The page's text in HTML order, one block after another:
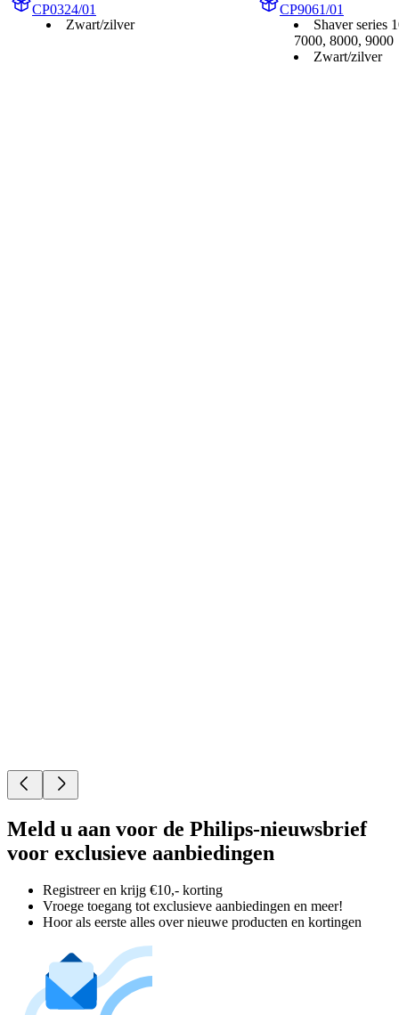
CP0324/01
Zwart/zilver
CP9061/01
Shaver series
7000, 8000, 9000
Zwart/zilver
Meld u aan voor de Philips-nieuwsbrief
voor exclusieve aanbiedingen
Registreer en krijg €10,- korting
Vroege toegang tot exclusieve aanbiedingen en meer!
Hoor als eerste alles over nieuwe producten en kortingen